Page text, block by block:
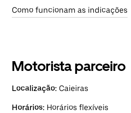
Como funcionam as indicações
Motorista parceiro
Localização: Caieiras
Horários: Horários flexíveis